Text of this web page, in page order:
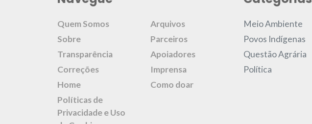
Quem Somos
Sobre
Transparência
Correções
Home
Políticas de
Privacidade e Uso
Arquivos
Parceiros
Apoiadores
Imprensa
Como doar
Meio Ambiente
Povos Indígenas
Questão Agrária
Política